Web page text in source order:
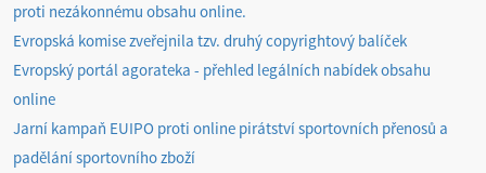
proti nezákonnému obsahu online.
Evropská komise zveřejnila tzv. druhý copyrightový balíček
Evropský portál agorateka - přehled legálních nabídek obsahu
online
Jarní kampaň EUIPO proti online pirátství sportovních přenosů a
padělání sportovního zboží